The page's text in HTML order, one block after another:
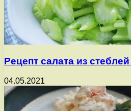
Рецепт салата из
04.05.2021